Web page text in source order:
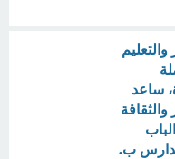
ساعد
ب.